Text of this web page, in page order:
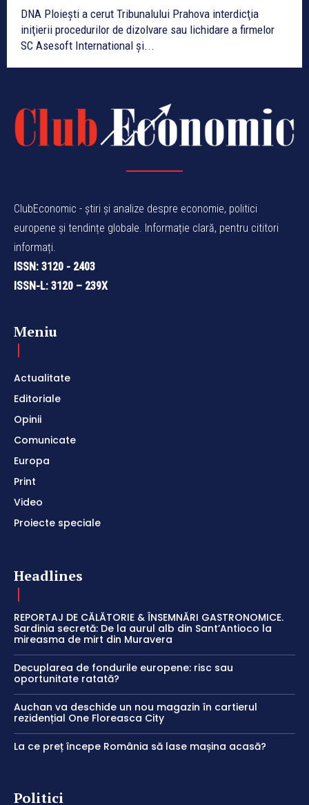
DNA Ploieşti a cerut Tribunalului Prahova interdicţia
iniţierii procedurilor de dizolvare sau lichidare a firmelor
SC Asesoft International şi...
ClubEconomic - știri și analize despre economie, politici
europene și tendințe globale. Informație clară, pentru cititori
informați.
ISSN: 3120 - 2403
ISSN-L: 3120 – 239X
Meniu
Actualitate
Editoriale
Opinii
Comunicate
Europa
Print
Video
Proiecte speciale
Headlines
REPORTAJ DE CĂLĂTORIE & ÎNSEMNĂRI GASTRONOMICE.
Sardinia secretă: De la aurul alb din Sant’Antioco la
mireasma de mirt din Muravera
Decuplarea de fondurile europene: risc sau
oportunitate ratată?
Auchan va deschide un nou magazin în cartierul
rezidențial One Floreasca City
La ce preț începe România să lase mașina acasă?
Politici